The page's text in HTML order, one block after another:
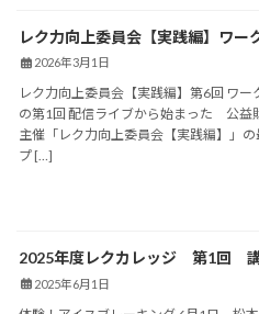
レク力向上委員会【実践編】ワー
2026年3月1日
レク力向上委員会【実践編】第6回 ワ
の第1回 配信ライブから始まった 公益
主催「レク力向上委員会【実践編】」
プ […]
2025年度レクカレッジ 第1回 講
2025年6月1日